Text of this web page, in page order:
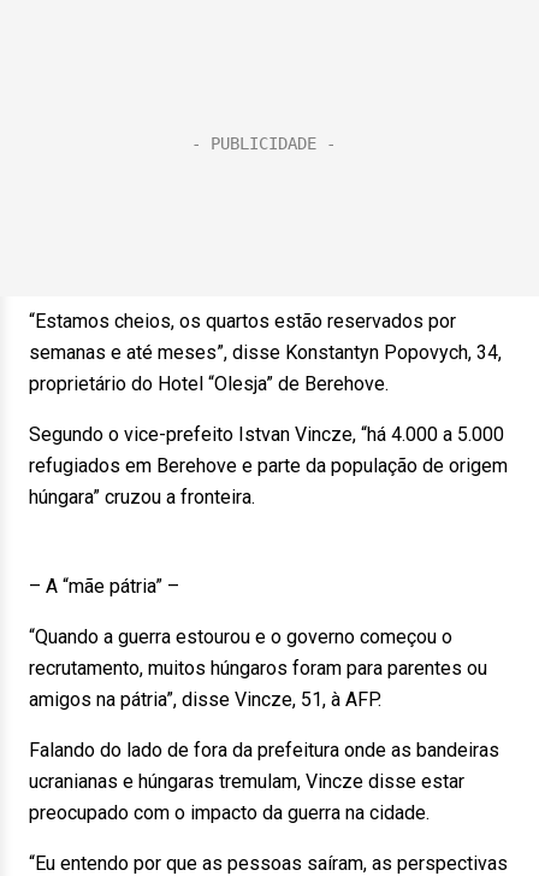
“Estamos cheios, os quartos estão reservados por
semanas e até meses”, disse Konstantyn Popovych, 34,
proprietário do Hotel “Olesja” de Berehove.
Segundo o vice-prefeito Istvan Vincze, “há 4.000 a 5.000
refugiados em Berehove e parte da população de origem
húngara” cruzou a fronteira.
– A “mãe pátria” –
“Quando a guerra estourou e o governo começou o
recrutamento, muitos húngaros foram para parentes ou
amigos na pátria”, disse Vincze, 51, à AFP.
Falando do lado de fora da prefeitura onde as bandeiras
ucranianas e húngaras tremulam, Vincze disse estar
preocupado com o impacto da guerra na cidade.
“Eu entendo por que as pessoas saíram, as perspectivas